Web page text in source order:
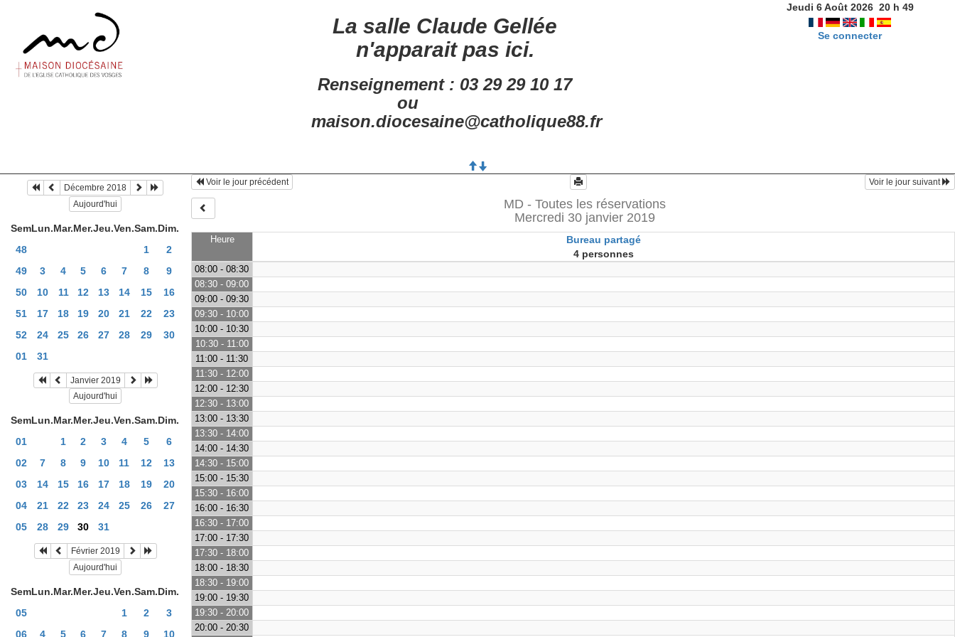
La salle Claude Gellée
n'apparait pas ici.
Renseignement : 03 29 29 10 17
ou
maison.diocesaine@catholique88.fr
Jeudi 6 Août 2026 20h 49
Se connecter
Décembre 2018
Aujourd'hui
SemLun.Mar.Mer.Jeu.Ven.Sam.Dim.
48
1
2
49
3 4 5 6 7 8
9
50
10 11 12 13 14 15
16
51
17 18 19 20 21 22
23
52
24 25 26 27 28 29
30
01
31
Janvier 2019
Aujourd'hui
SemLun.Mar.Mer.Jeu.Ven.Sam.Dim.
01
1 2 3 4 5
6
02
7 8 9 10 11 12
13
03
14 15 16 17 18 19
20
04
21 22 23 24 25 26
27
05
28 29 30 31
Février 2019
Aujourd'hui
SemLun.Mar.Mer.Jeu.Ven.Sam.Dim.
05
1 2
3
06
4 5 6 7 8 9 10
Heure
Bureau partagé
4 personnes
Voir le jour précédent Voir le jour suivant
MD - Toutes les réservations
Mercredi 30 janvier 2019
08:00 - 08:30
08:30 - 09:00
09:00 - 09:30
09:30 - 10:00
10:00 - 10:30
10:30 - 11:00
11:00 - 11:30
11:30 - 12:00
12:00 - 12:30
12:30 - 13:00
13:00 - 13:30
13:30 - 14:00
14:00 - 14:30
14:30 - 15:00
15:00 - 15:30
15:30 - 16:00
16:00 - 16:30
16:30 - 17:00
17:00 - 17:30
17:30 - 18:00
18:00 - 18:30
18:30 - 19:00
19:00 - 19:30
19:30 - 20:00
20:00 - 20:30